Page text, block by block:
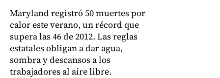
Maryland registró 50 muertes por
calor este verano, un récord que
supera las 46 de 2012. Las reglas
estatales obligan a dar agua,
sombra y descansos a los
trabajadores al aire libre.